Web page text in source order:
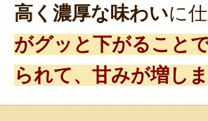
高く濃厚な味わいに
がグッと下がること
られて、甘みが増しま